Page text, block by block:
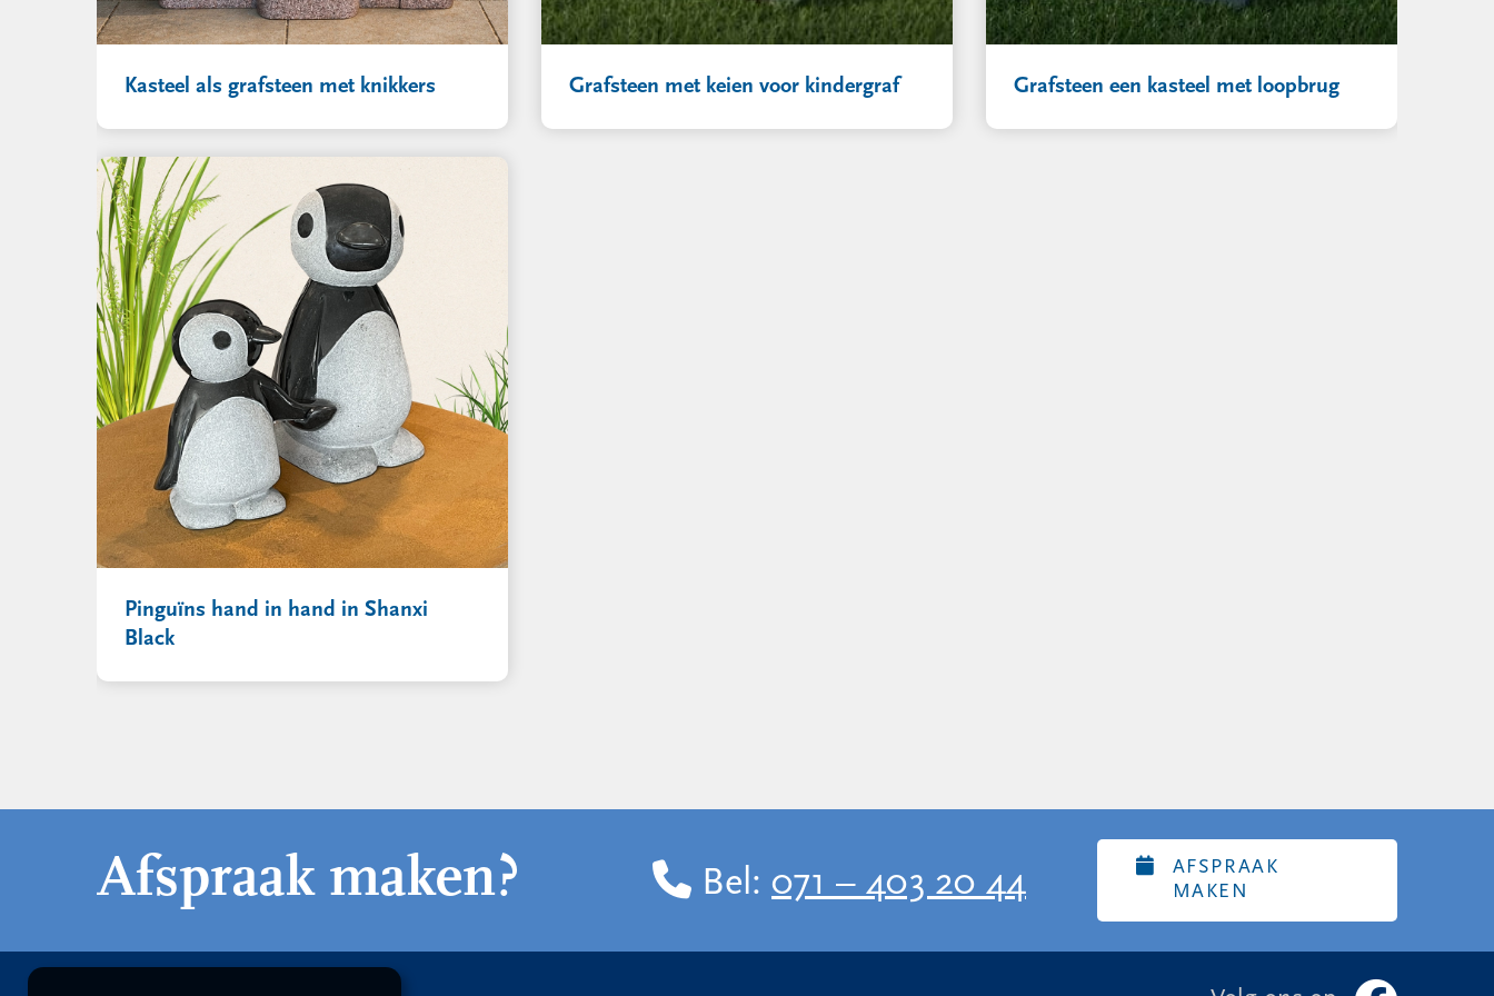
Kasteel als grafsteen met knikkers Grafsteen met keien voor kindergraf Grafsteen een kasteel met loopbrug
Pinguïns hand in hand in Shanxi
Black
Afspraak maken? Bel: 071 – 403 20 44
AFSPRAAK
MAKEN